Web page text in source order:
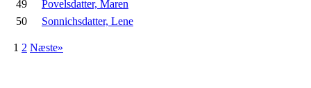
49
Povelsdatter, Maren
50
Sonnichsdatter, Lene
1 2 Næste»